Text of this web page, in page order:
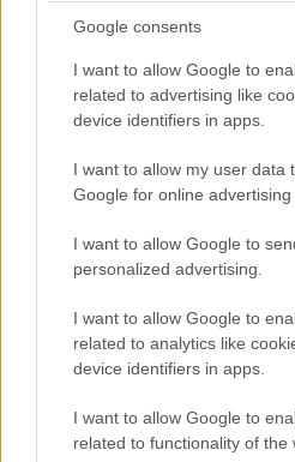
Google consents
I want to allow Google to
related to advertising like
device identifiers in apps.
I want to allow my user data
Google for online advertising
I want to allow Google to
personalized advertising.
I want to allow Google to
related to analytics like
device identifiers in apps.
I want to allow Google to
related to functionality of the